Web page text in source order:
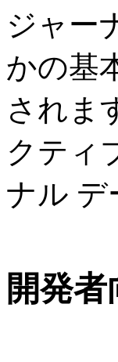
ジャー
かの基
されま
クティ
ナル デ
開発